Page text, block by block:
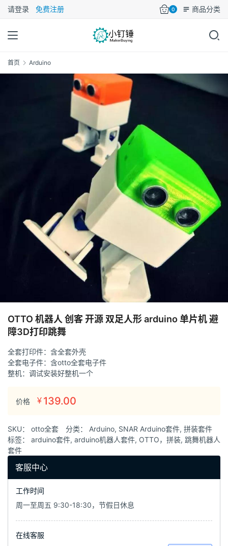
请登录 免费注册 0 商品分类
首页 Arduino
OTTO 机器人 创客 开源 双足人形 arduino 单片机 避
障3D打印跳舞
全套打印件：含全套外壳
全套电子件：含otto全套电子件
整机：调试安装好整机一个
价格 ¥ 139.00
SKU： otto全套 分类： Arduino, SNAR Arduino套件, 拼装套件
标签： arduino套件, arduino机器人套件, OTTO，拼装, 跳舞机器人
套件
客服中心
工作时间
周一至周五 9:30-18:30，节假日休息
在线客服